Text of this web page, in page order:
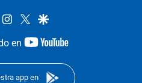
facebookinstagram
twittergoogle
en
youtube-
app en